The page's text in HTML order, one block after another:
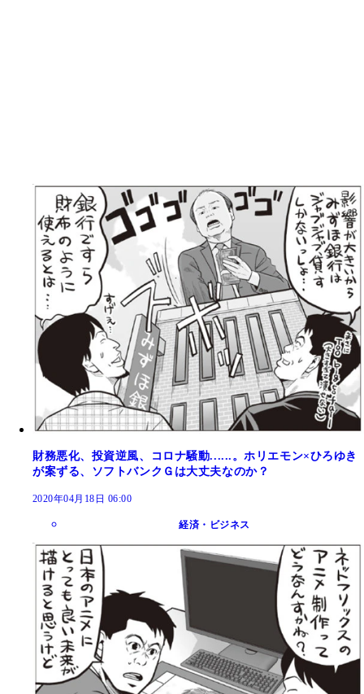
財務悪化、投資逆風、コロナ騒動......。ホリエモン×ひろゆき
が案ずる、ソフトバンクＧは大丈夫なのか？
2020年04月18日 06:00
経済・ビジネス